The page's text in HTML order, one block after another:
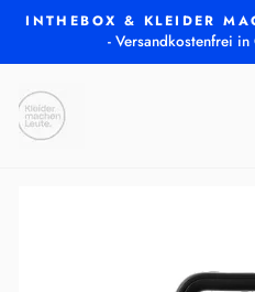
Direkt
Inhalt
INTHEBOX & KLEIDER
- Versandkostenfrei